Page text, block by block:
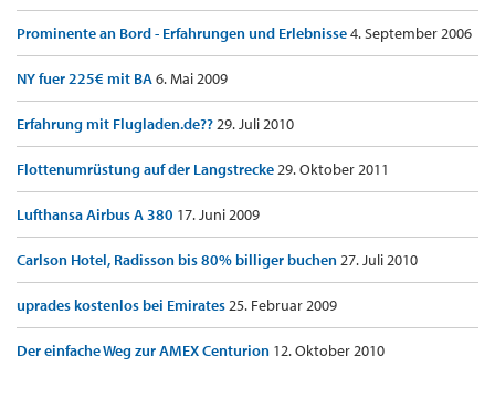
Prominente an Bord - Erfahrungen und Erlebnisse4. September 2006
NY fuer 225€ mit BA6. Mai 2009
Erfahrung mit Flugladen.de??29. Juli 2010
Flottenumrüstung auf der Langstrecke29. Oktober 2011
Lufthansa Airbus A 380 17. Juni 2009
Carlson Hotel, Radisson bis 80% billiger buchen27. Juli 2010
uprades kostenlos bei Emirates25. Februar 2009
Der einfache Weg zur AMEX Centurion 12. Oktober 2010